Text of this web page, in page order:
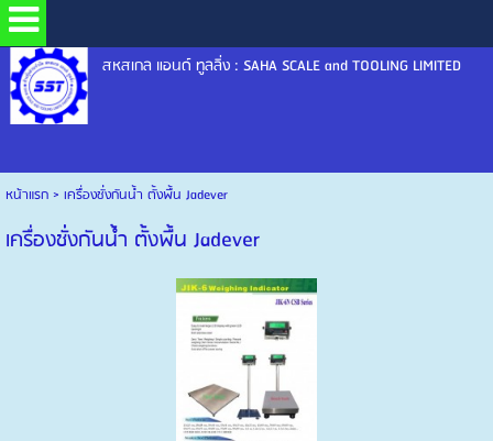
สหสเกล แอนด์ ทูลลิ่ง : SAHA SCALE and TOOLING LIMITED
หน้าแรก> เครื่องชั่่งกันน้ำ ตั้งพื้น Jadever
เครื่องชั่่งกันน้ำ ตั้งพื้น Jadever